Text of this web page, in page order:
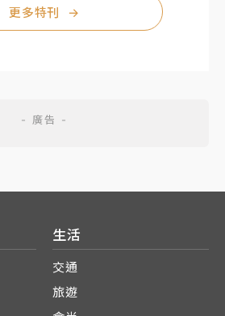
更多特刊 →
生活
交通
旅遊